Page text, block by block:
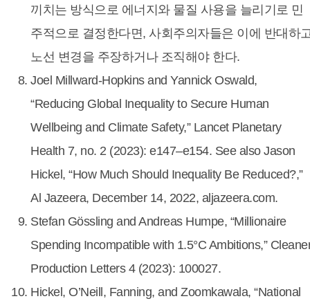
끼치는 방식으로 에너지와 물질 사용을 늘리기로 민
주적으로 결정한다면, 사회주의자들은 이에 반대하
노선 변경을 주장하거나 조직해야 한다.
Joel Millward-Hopkins and Yannick Oswald,
“Reducing Global Inequality to Secure Human
Wellbeing and Climate Safety,” Lancet Planetary
Health 7, no. 2 (2023): e147–e154. See also Jason
Hickel, “How Much Should Inequality Be Reduced?,”
Al Jazeera, December 14, 2022, aljazeera.com.
Stefan Gössling and Andreas Humpe, “Millionaire
Spending Incompatible with 1.5°C Ambitions,”
Production Letters 4 (2023): 100027.
Hickel, O’Neill, Fanning, and Zoomkawala, “National